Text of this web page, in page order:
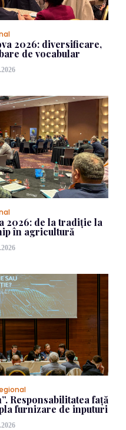
2026: diversificare,
de vocabular
2026: de la tradiție la
în agricultură
Responsabilitatea față
furnizare de inputuri